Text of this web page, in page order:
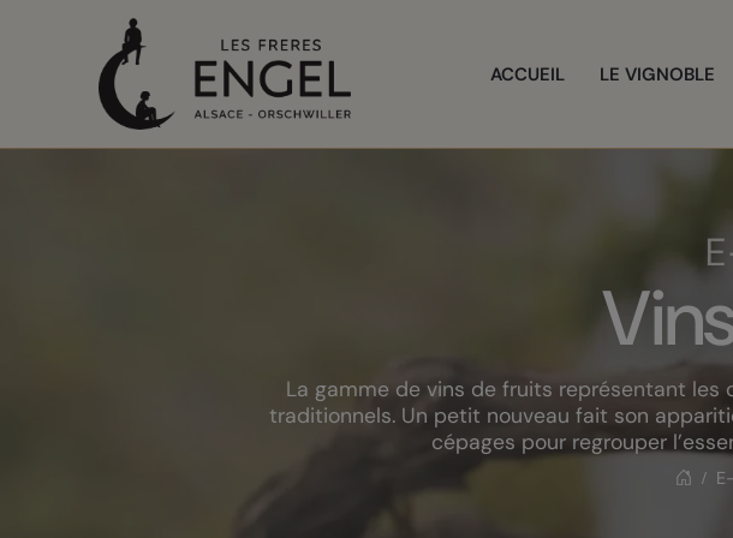
ACCUEIL LE VIGNOBLE
La gamme de vins de fruits représentant
traditionnels. Un petit nouveau fait son
cépages pour regrouper
Panneau de gestion des cookies